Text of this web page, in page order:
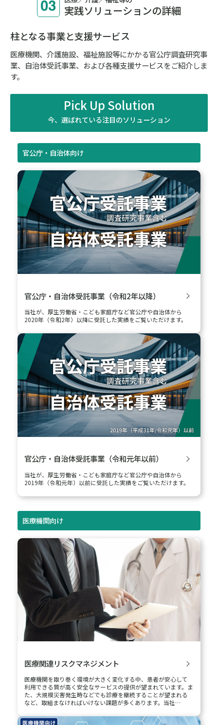
実践ソリューションの詳細
柱となる事業と支援サービス
医療機関、介護施設、福祉施設等にかかる官公庁調査研究事
業、自治体受託事業、および各種支援サービスをご紹介しま
す。
Pick Up Solution
今、選ばれている注目のソリューション
官公庁・自治体向け
官公庁・自治体受託事業（令和2年以降）
当社が、厚生労働省・こども家庭庁など官公庁や自治体から
2020年（令和2年）以降に受託した実績をご覧いただけます。
官公庁・自治体受託事業（令和元年以前）
当社が、厚生労働省・こども家庭庁など官公庁や自治体から
2019年（令和元年）以前に受託した実績をご覧いただけます。
医療機関向け
医療関連リスクマネジメント
医療機関を取り巻く環境が大きく変化する中、患者が安心して
利用できる質が高く安全なサービスの提供が望まれています。ま
た、大規模災害発生時などでも診療を継続することが望まれる
など、取組まなければいけない課題が多くあります。当社…